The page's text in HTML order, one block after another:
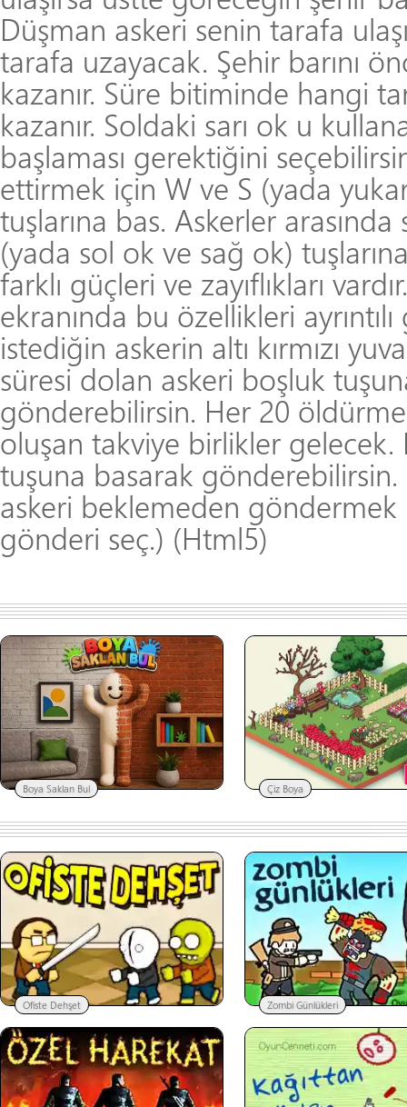
Düşman askeri senin tarafa
tarafa uzayacak. Şehir barını
kazanır. Süre bitiminde hangi
kazanır. Soldaki sarı ok u
başlaması gerektiğini
ettirmek için W ve S (yada
tuşlarına bas. Askerler
(yada sol ok ve sağ ok)
farklı güçleri ve zayıflıkları
ekranında bu özellikleri
istediğin askerin altı kırmızı
süresi dolan askeri boşluk
gönderebilirsin. Her 20
oluşan takviye birlikler
tuşuna basarak
askeri beklemeden
gönderi seç.) (Html5)
Boya Saklan Bul Çiz Boya
Ofiste Dehşet Zombi Günlükleri